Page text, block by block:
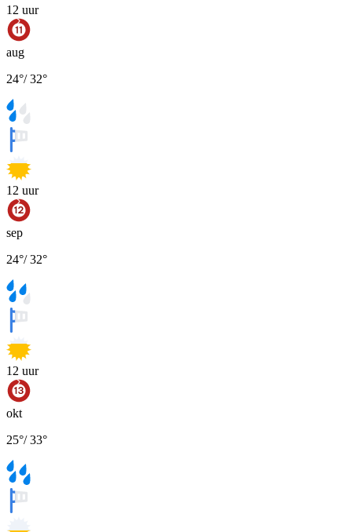
12 uur
aug
24°/32°
12 uur
sep
24°/32°
12 uur
okt
25°/33°